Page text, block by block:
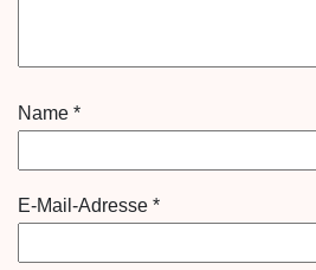
Name *
E-Mail-Adresse *